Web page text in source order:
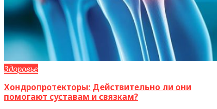
Здоровье
Хондропротекторы: Действительно ли они
помогают суставам и связкам?